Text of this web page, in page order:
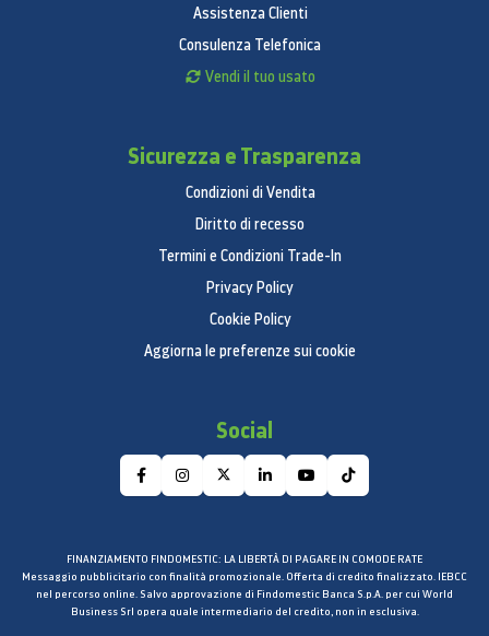
Assistenza Clienti
Consulenza Telefonica
Vendi il tuo usato
Sicurezza e Trasparenza
Condizioni di Vendita
Diritto di recesso
Termini e Condizioni Trade-In
Privacy Policy
Cookie Policy
Aggiorna le preferenze sui cookie
Social
FINANZIAMENTO FINDOMESTIC: LA LIBERTÀ DI PAGARE IN COMODE RATE
Messaggio pubblicitario con finalità promozionale. Offerta di credito finalizzato. IEBCC
nel percorso online. Salvo approvazione di Findomestic Banca S.p.A. per cui World
Business Srl opera quale intermediario del credito, non in esclusiva.